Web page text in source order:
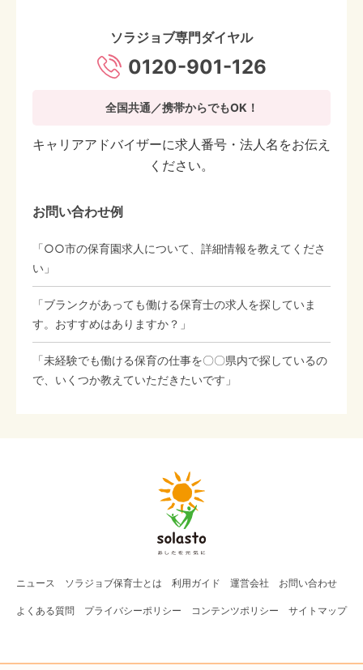
ソラジョブ専門ダイヤル
0120-901-126
全国共通／携帯からでもOK！
キャリアアドバイザーに求人番号・法人名をお伝え
ください。
お問い合わせ例
「○○市の保育園求人について、詳細情報を教えてくださ
い」
「ブランクがあっても働ける保育士の求人を探していま
す。おすすめはありますか？」
「未経験でも働ける保育の仕事を〇〇県内で探しているの
で、いくつか教えていただきたいです」
ニュース ソラジョブ保育士とは 利用ガイド 運営会社 お問い合わせ
よくある質問 プライバシーポリシー コンテンツポリシー サイトマップ